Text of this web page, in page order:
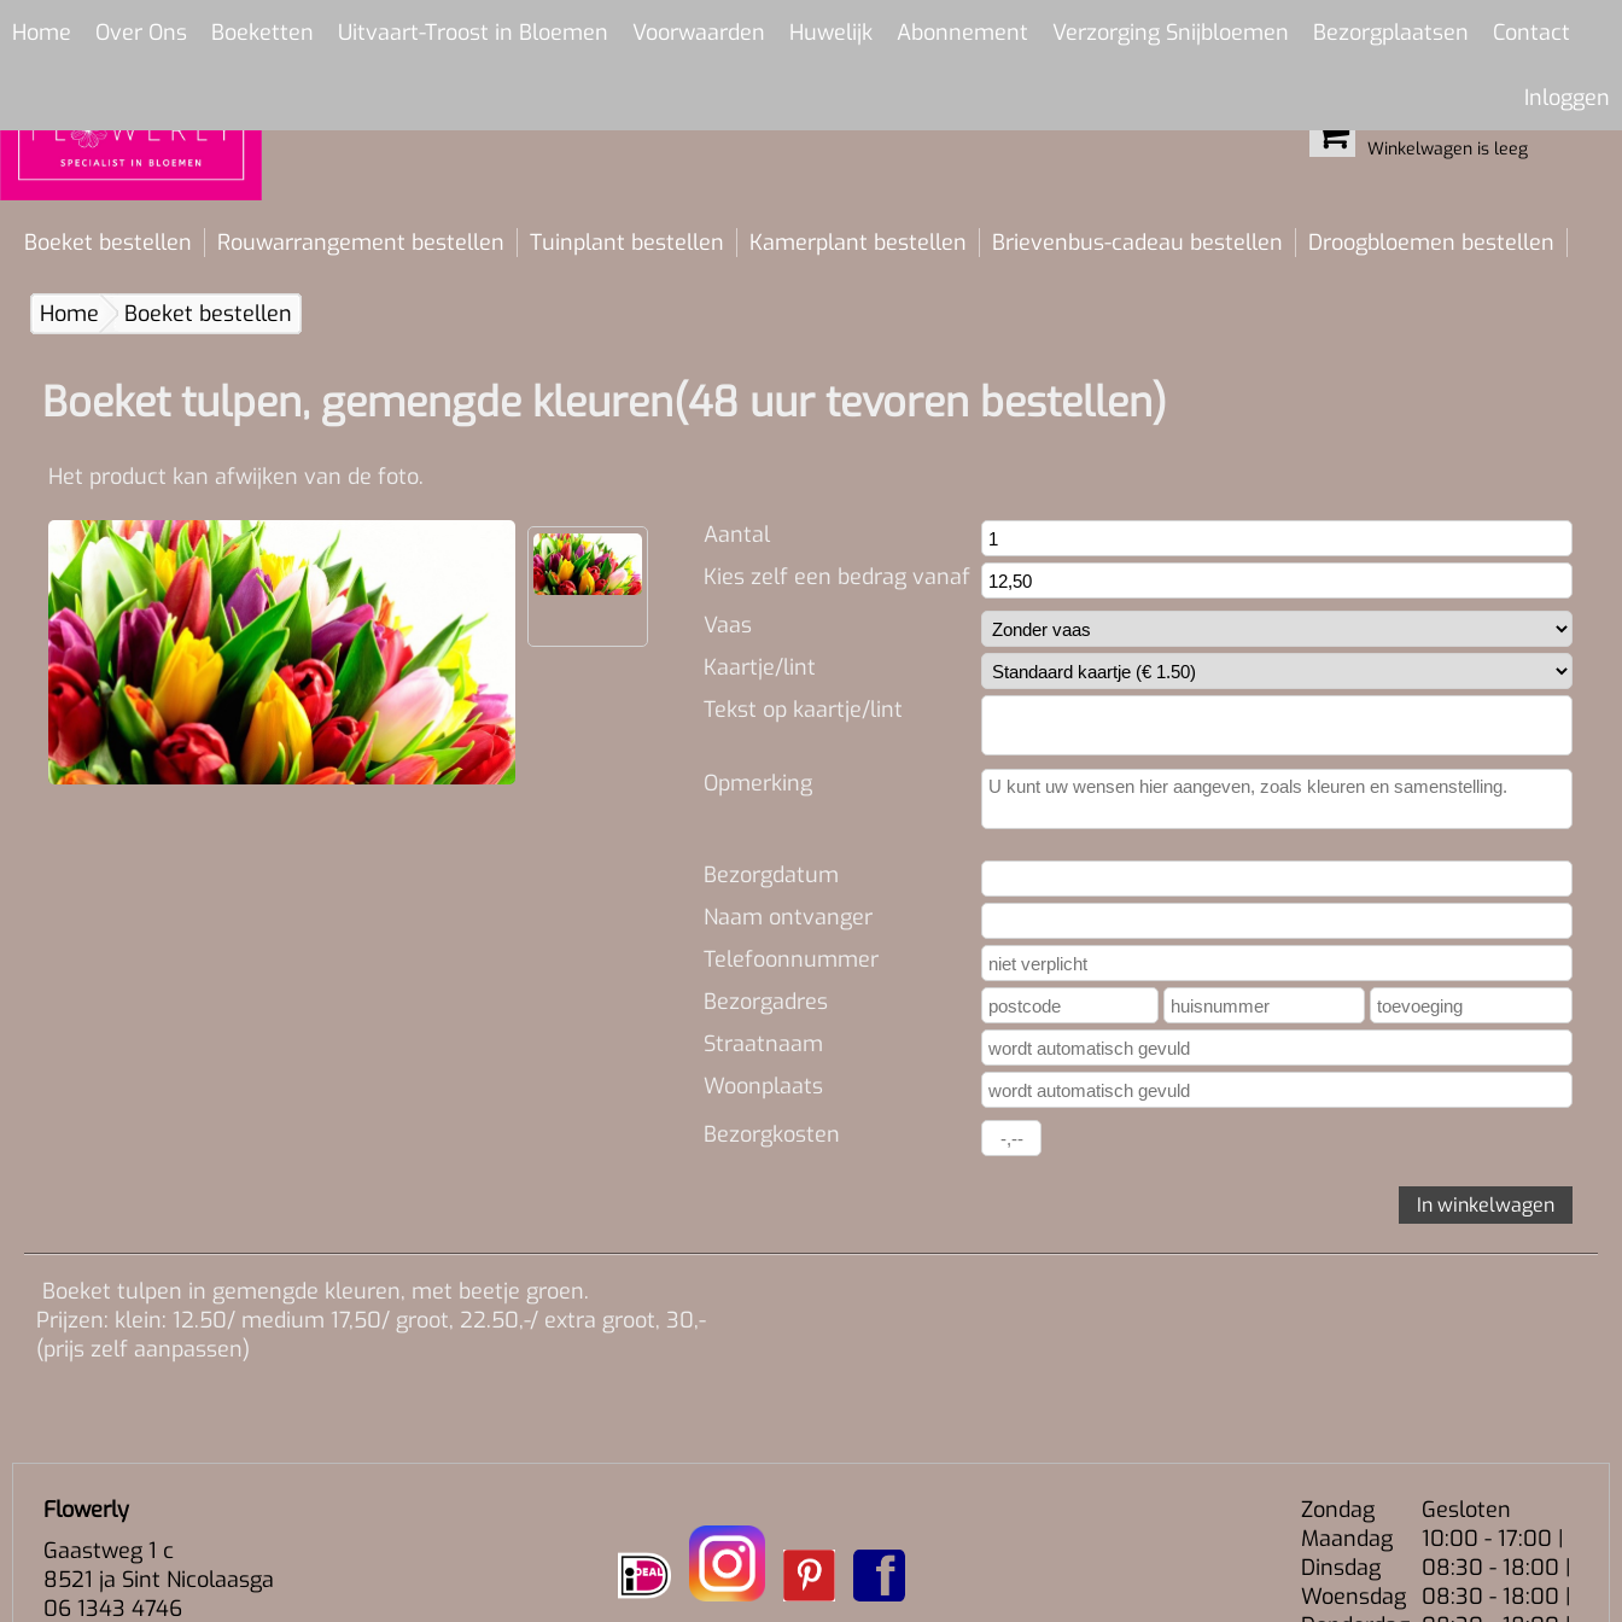
Home Over Ons Boeketten Uitvaart-Troost in Bloemen Voorwaarden Huwelijk Abonnement Verzorging Snijbloemen Bezorgplaatsen Contact
Inloggen
Winkelwagen is leeg
Boeket bestellen Rouwarrangement bestellen Tuinplant bestellen Kamerplant bestellen Brievenbus-cadeau bestellen Droogbloemen bestellen
Home Boeket bestellen
Boeket tulpen, gemengde kleuren(48 uur tevoren bestellen)
Het product kan afwijken van de foto.
Aantal
Kies zelf een bedrag vanaf
Vaas
Kaartje/lint
Tekst op kaartje/lint
Opmerking
Bezorgdatum
Naam ontvanger
Telefoonnummer
Bezorgadres
Straatnaam
Woonplaats
Bezorgkosten
In winkelwagen
Boeket tulpen in gemengde kleuren, met beetje groen.
Prijzen: klein: 12.50/ medium 17,50/ groot, 22.50,-/ extra groot, 30,-
(prijs zelf aanpassen)
Flowerly
Gaastweg 1 c
8521 ja Sint Nicolaasga
06 1343 4746
Zondag
Gesloten
Maandag
10:00 - 17:00 |
Dinsdag
08:30 - 18:00 |
Woensdag 08:30 - 18:00 |